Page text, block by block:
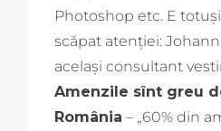
Photoshop etc. E
scăpat atenției:
același consultant
Amenzile sînt greu
România – „60% din